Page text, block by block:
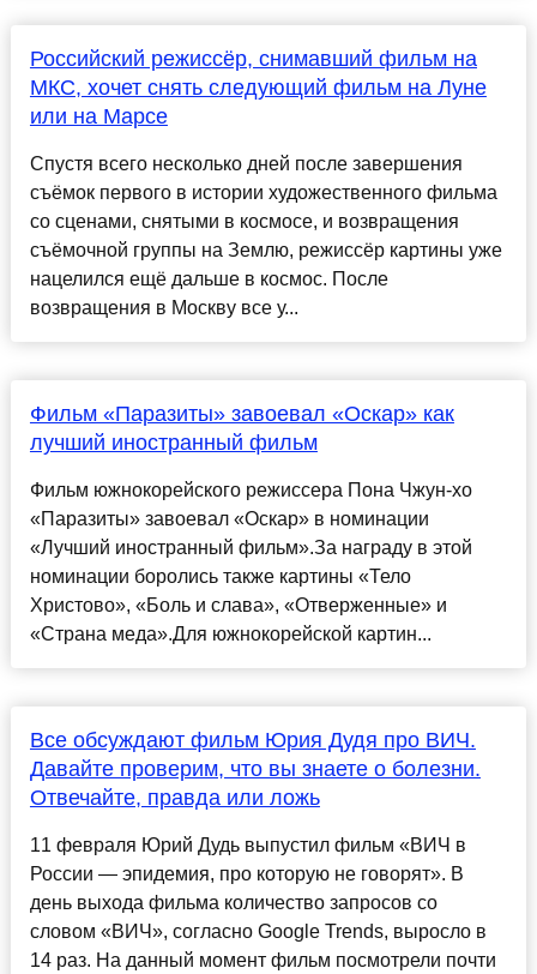
Российский режиссёр, снимавший фильм на
МКС, хочет снять следующий фильм на Луне
или на Марсе
Спустя всего несколько дней после завершения
съёмок первого в истории художественного фильма
со сценами, снятыми в космосе, и возвращения
съёмочной группы на Землю, режиссёр картины уже
нацелился ещё дальше в космос. После
возвращения в Москву все у...
Фильм «Паразиты» завоевал «Оскар» как
лучший иностранный фильм
Фильм южнокорейского режиссера Пона Чжун-хо
«Паразиты» завоевал «Оскар» в номинации
«Лучший иностранный фильм».За награду в этой
номинации боролись также картины «Тело
Христово», «Боль и слава», «Отверженные» и
«Страна меда».Для южнокорейской картин...
Все обсуждают фильм Юрия Дудя про ВИЧ.
Давайте проверим, что вы знаете о болезни.
Отвечайте, правда или ложь
11 февраля Юрий Дудь выпустил фильм «ВИЧ в
России — эпидемия, про которую не говорят». В
день выхода фильма количество запросов со
словом «ВИЧ», согласно Google Trends, выросло в
14 раз. На данный момент фильм посмотрели почти